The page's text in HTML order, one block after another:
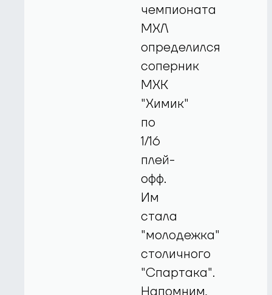
чемпионата
МХЛ
определился
соперник
МХК
"Химик"
по
1/16
плей-
офф.
Им
стала
"молодежка"
столичного
"Спартака".
Напомним,